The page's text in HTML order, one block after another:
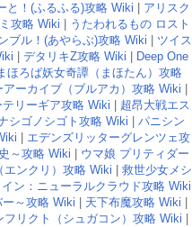
と！(ふるふる)攻略 Wiki
アリスク
攻略 Wiki
うたわれるもの ロスト
ブル！(あやらぶ)攻略 Wiki
ツイス
デタリキZ攻略 Wiki
Deep One
ほろば妖女奇譚（まほたん）攻略
アーカイブ（ブルアカ）攻略 Wiki
テリーギア攻略 Wiki
超昂大戦エス
シゴノシゴト攻略 Wiki
パニシン
エデンズリッターグレンツェ攻
～攻略 Wiki
ウマ娘 プリティダー
エンクリ）攻略 Wiki
救世少女メシ
ン：ニューラルクラウド攻略 Wiki
～攻略 Wiki 天下布魔攻略 Wiki
フリクト（シュガコン）攻略 Wiki